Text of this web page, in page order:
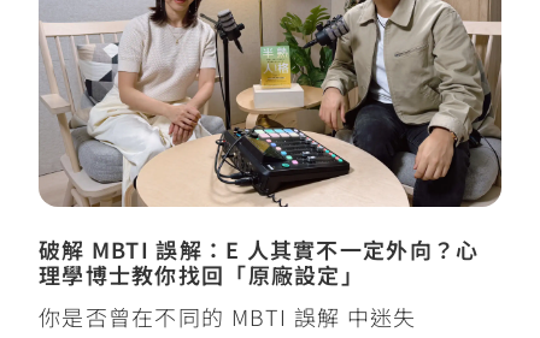
破解 MBTI 誤解：E 人其實不一定外向？心
理學博士教你找回「原廠設定」
你是否曾在不同的 MBTI 誤解 中迷失